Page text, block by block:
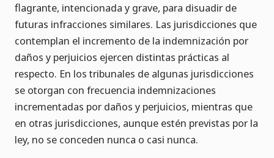
flagrante, intencionada y grave, para disuadir de
futuras infracciones similares. Las jurisdicciones que
contemplan el incremento de la indemnización por
daños y perjuicios ejercen distintas prácticas al
respecto. En los tribunales de algunas jurisdicciones
se otorgan con frecuencia indemnizaciones
incrementadas por daños y perjuicios, mientras que
en otras jurisdicciones, aunque estén previstas por la
ley, no se conceden nunca o casi nunca.